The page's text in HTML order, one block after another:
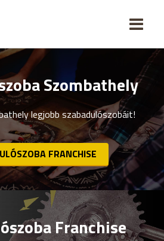
Szombathely
legjobb szabadulószobáit!
FRANCHISE
Franchise